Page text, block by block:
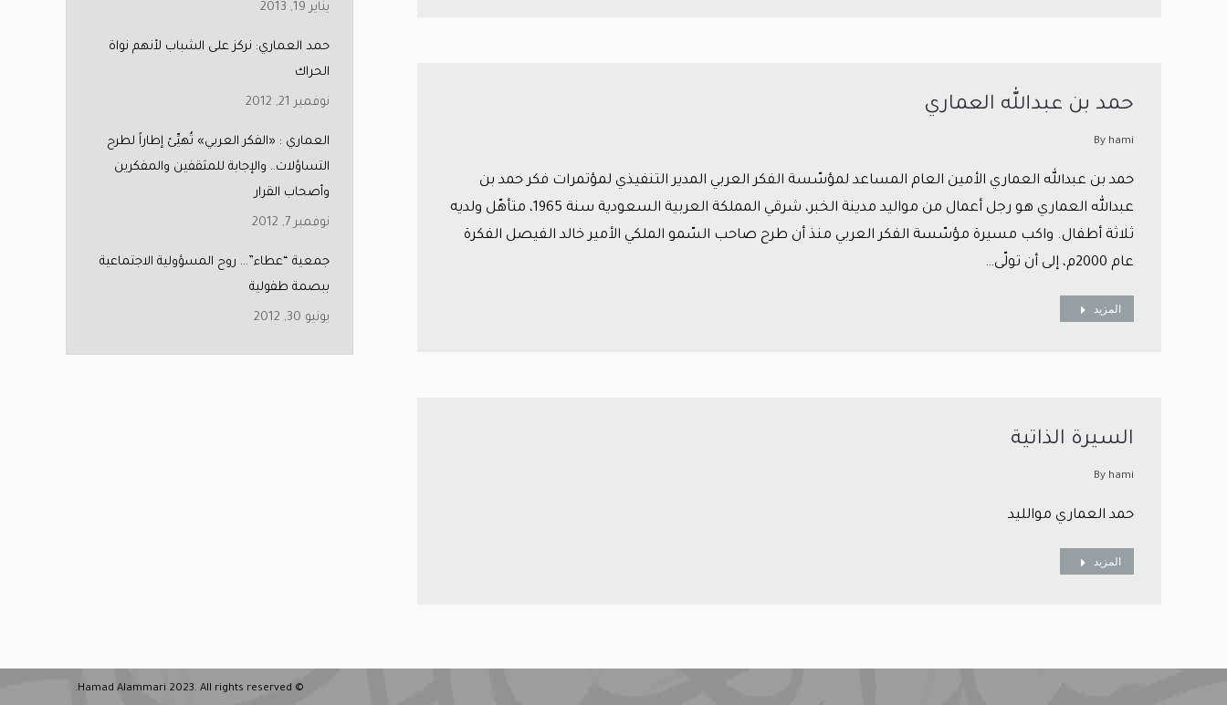
حمد بن عبدالله العماري
By hami
حمد بن عبدالله العماري الأمين العام المساعد لمؤسّسة الفكر العربي المدير التنفيذي لمؤتمرات فكر حمد بن
عبدالله العماري هو رجل أعمال من مواليد مدينة الخبر، شرقي المملكة العربية السعودية سنة 1965، متأهّل ولديه
ثلاثة أطفال. واكب مسيرة مؤسّسة الفكر العربي منذ أن طرح صاحب السّمو الملكي الأمير خالد الفيصل الفكرة
عام 2000م، إلى أن تولّى…
المزيد
السيرة الذاتية
By hami
حمد العماري موالليد
المزيد
يناير 19, 2013
حمد العماري: نركز على الشباب لأنهم نواة
الحراك
نوفمبر 21, 2012
العماري : «الفكر العربي» تُهيِّئ إطاراً لطرح
التساؤلات.. والإجابة للمثقفين والمفكرين
وأصحاب القرار
نوفمبر 7, 2012
جمعية “عطاء”… روح المسؤولية الاجتماعية
ببصمة طفولية
يونيو 30, 2012
© Hamad Alammari 2023. All rights reserved.